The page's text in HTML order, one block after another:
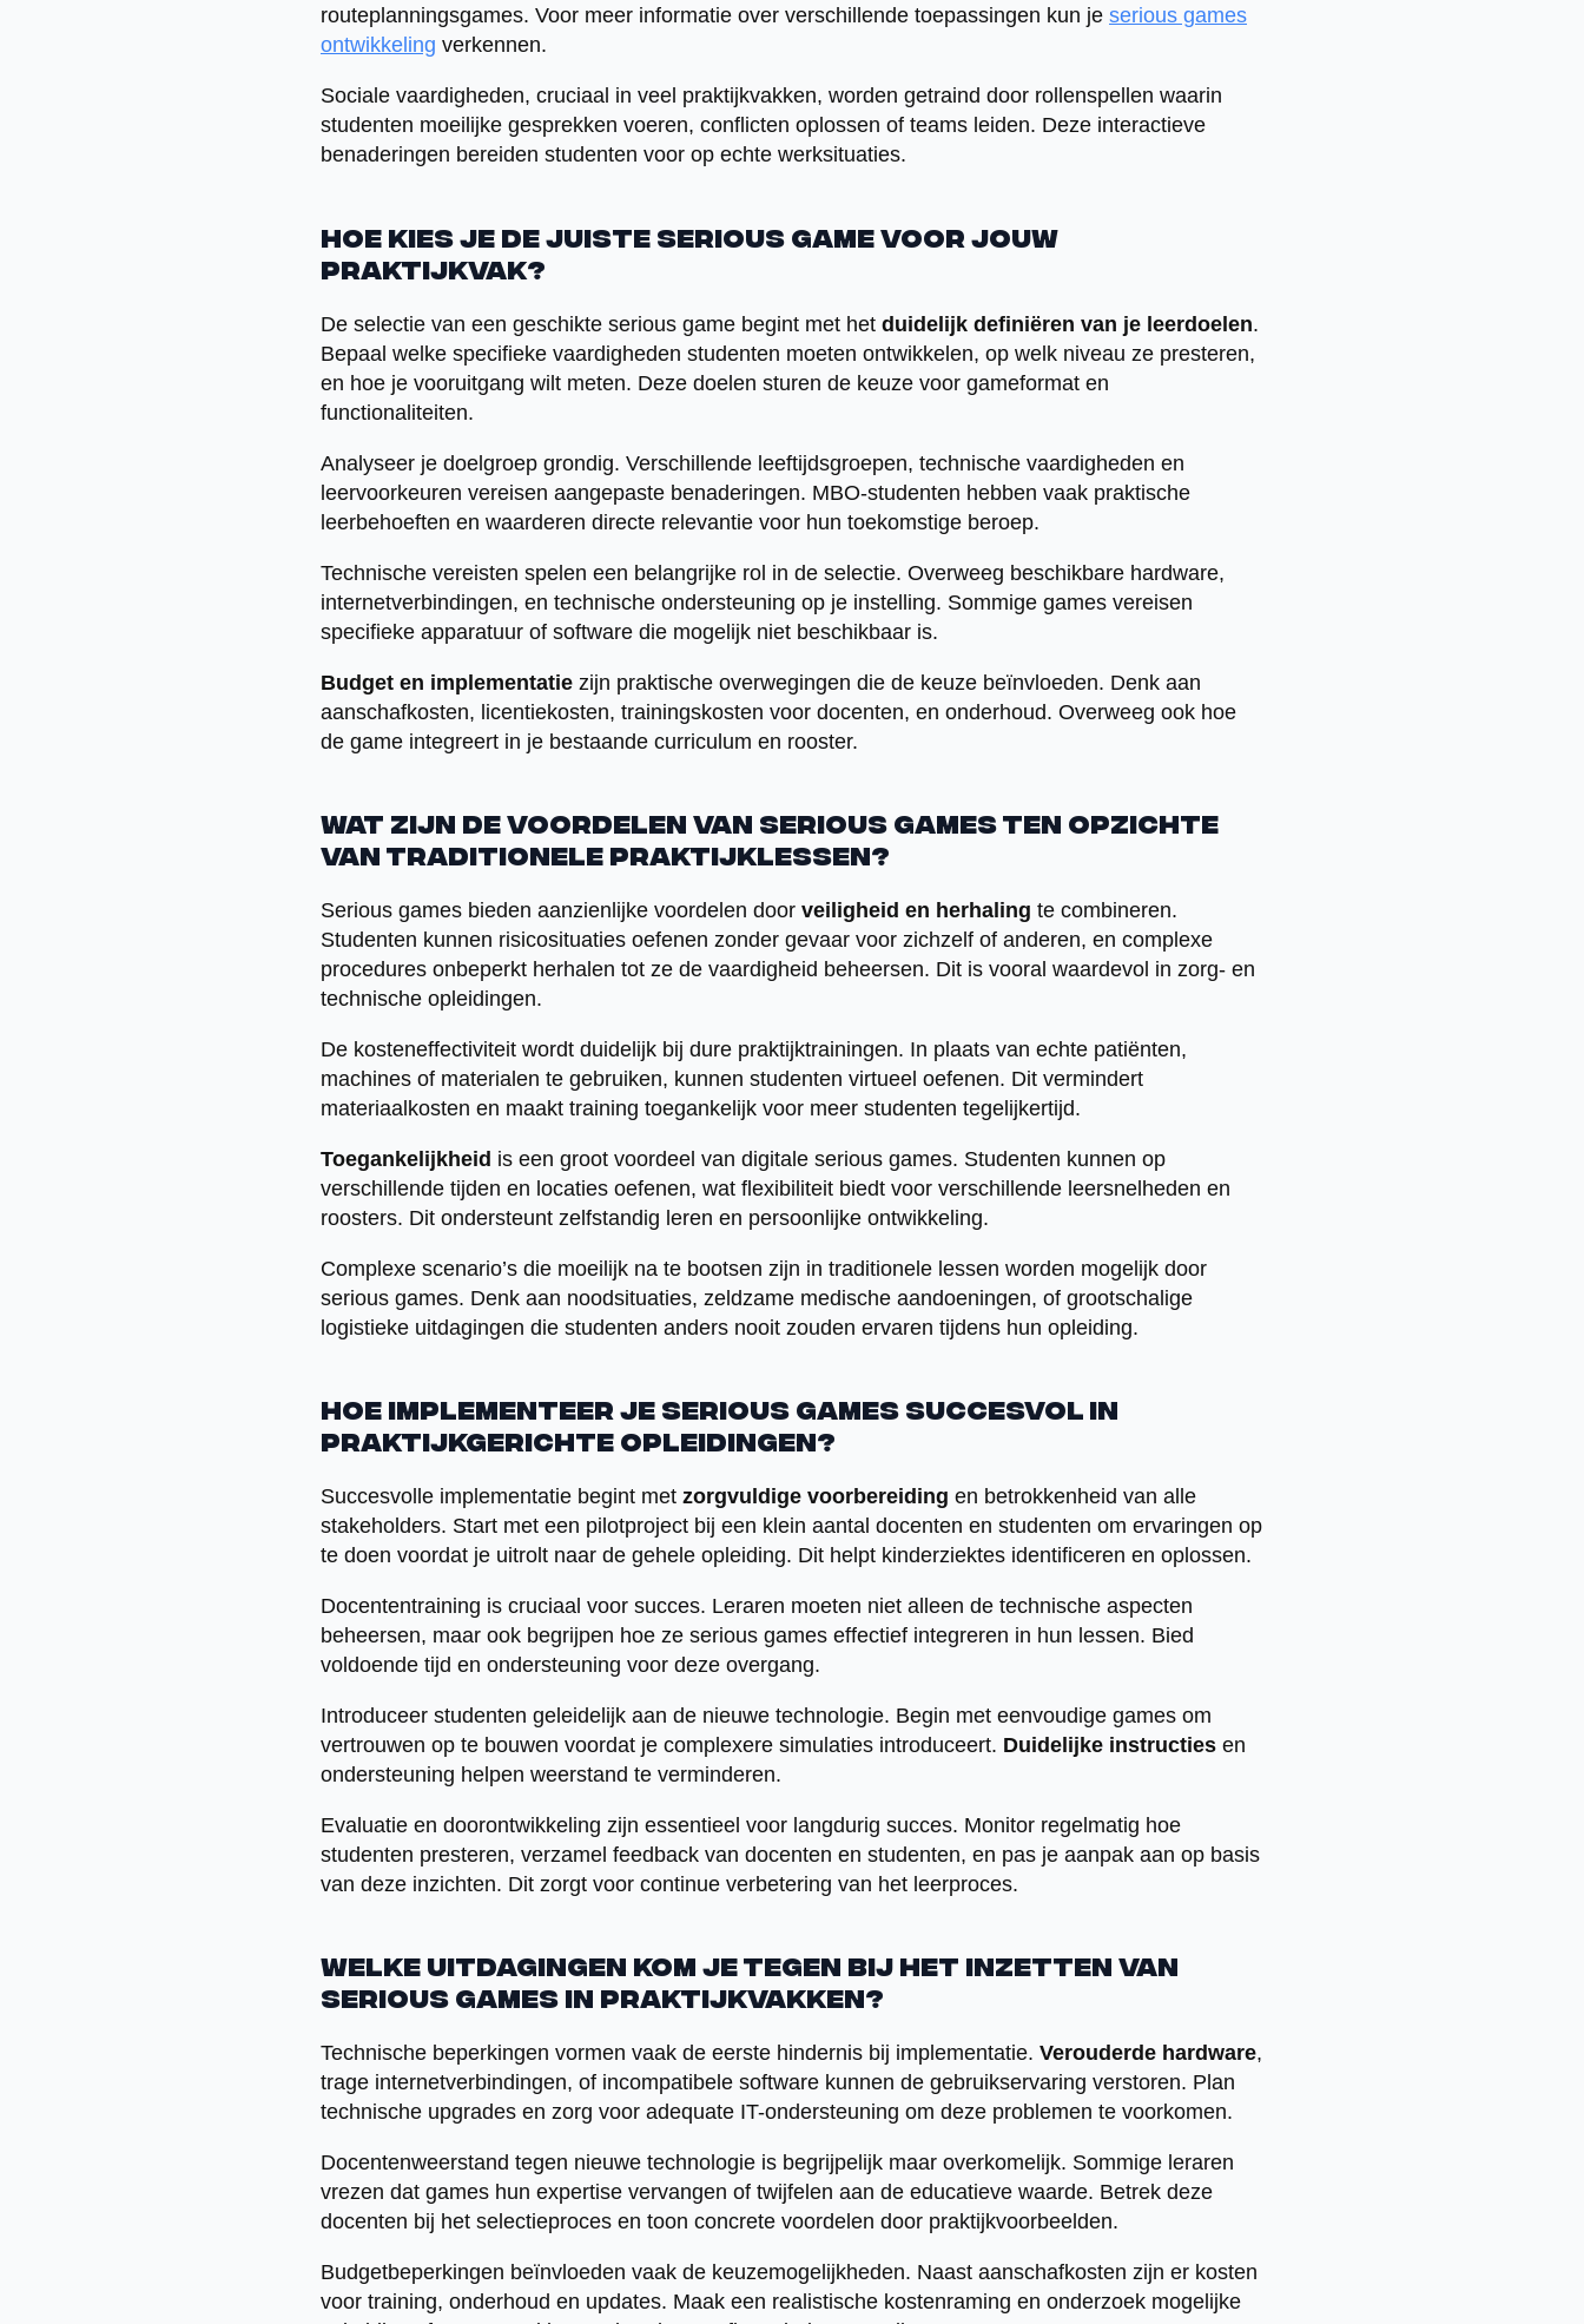
routeplanningsgames. Voor meer informatie over verschillende toepassingen kun je serious games
ontwikkeling verkennen.
Sociale vaardigheden, cruciaal in veel praktijkvakken, worden getraind door rollenspellen waarin
studenten moeilijke gesprekken voeren, conflicten oplossen of teams leiden. Deze interactieve
benaderingen bereiden studenten voor op echte werksituaties.
Hoe kies je de juiste serious game voor jouw
praktijkvak?
De selectie van een geschikte serious game begint met het duidelijk definiëren van je leerdoelen.
Bepaal welke specifieke vaardigheden studenten moeten ontwikkelen, op welk niveau ze presteren,
en hoe je vooruitgang wilt meten. Deze doelen sturen de keuze voor gameformat en
functionaliteiten.
Analyseer je doelgroep grondig. Verschillende leeftijdsgroepen, technische vaardigheden en
leervoorkeuren vereisen aangepaste benaderingen. MBO-studenten hebben vaak praktische
leerbehoeften en waarderen directe relevantie voor hun toekomstige beroep.
Technische vereisten spelen een belangrijke rol in de selectie. Overweeg beschikbare hardware,
internetverbindingen, en technische ondersteuning op je instelling. Sommige games vereisen
specifieke apparatuur of software die mogelijk niet beschikbaar is.
Budget en implementatie zijn praktische overwegingen die de keuze beïnvloeden. Denk aan
aanschafkosten, licentiekosten, trainingskosten voor docenten, en onderhoud. Overweeg ook hoe
de game integreert in je bestaande curriculum en rooster.
Wat zijn de voordelen van serious games ten opzichte
van traditionele praktijklessen?
Serious games bieden aanzienlijke voordelen door veiligheid en herhaling te combineren.
Studenten kunnen risicosituaties oefenen zonder gevaar voor zichzelf of anderen, en complexe
procedures onbeperkt herhalen tot ze de vaardigheid beheersen. Dit is vooral waardevol in zorg- en
technische opleidingen.
De kosteneffectiviteit wordt duidelijk bij dure praktijktrainingen. In plaats van echte patiënten,
machines of materialen te gebruiken, kunnen studenten virtueel oefenen. Dit vermindert
materiaalkosten en maakt training toegankelijk voor meer studenten tegelijkertijd.
Toegankelijkheid is een groot voordeel van digitale serious games. Studenten kunnen op
verschillende tijden en locaties oefenen, wat flexibiliteit biedt voor verschillende leersnelheden en
roosters. Dit ondersteunt zelfstandig leren en persoonlijke ontwikkeling.
Complexe scenario’s die moeilijk na te bootsen zijn in traditionele lessen worden mogelijk door
serious games. Denk aan noodsituaties, zeldzame medische aandoeningen, of grootschalige
logistieke uitdagingen die studenten anders nooit zouden ervaren tijdens hun opleiding.
Hoe implementeer je serious games succesvol in
praktijkgerichte opleidingen?
Succesvolle implementatie begint met zorgvuldige voorbereiding en betrokkenheid van alle
stakeholders. Start met een pilotproject bij een klein aantal docenten en studenten om ervaringen op
te doen voordat je uitrolt naar de gehele opleiding. Dit helpt kinderziektes identificeren en oplossen.
Docententraining is cruciaal voor succes. Leraren moeten niet alleen de technische aspecten
beheersen, maar ook begrijpen hoe ze serious games effectief integreren in hun lessen. Bied
voldoende tijd en ondersteuning voor deze overgang.
Introduceer studenten geleidelijk aan de nieuwe technologie. Begin met eenvoudige games om
vertrouwen op te bouwen voordat je complexere simulaties introduceert. Duidelijke instructies en
ondersteuning helpen weerstand te verminderen.
Evaluatie en doorontwikkeling zijn essentieel voor langdurig succes. Monitor regelmatig hoe
studenten presteren, verzamel feedback van docenten en studenten, en pas je aanpak aan op basis
van deze inzichten. Dit zorgt voor continue verbetering van het leerproces.
Welke uitdagingen kom je tegen bij het inzetten van
serious games in praktijkvakken?
Technische beperkingen vormen vaak de eerste hindernis bij implementatie. Verouderde hardware,
trage internetverbindingen, of incompatibele software kunnen de gebruikservaring verstoren. Plan
technische upgrades en zorg voor adequate IT-ondersteuning om deze problemen te voorkomen.
Docentenweerstand tegen nieuwe technologie is begrijpelijk maar overkomelijk. Sommige leraren
vrezen dat games hun expertise vervangen of twijfelen aan de educatieve waarde. Betrek deze
docenten bij het selectieproces en toon concrete voordelen door praktijkvoorbeelden.
Budgetbeperkingen beïnvloeden vaak de keuzemogelijkheden. Naast aanschafkosten zijn er kosten
voor training, onderhoud en updates. Maak een realistische kostenraming en onderzoek mogelijke